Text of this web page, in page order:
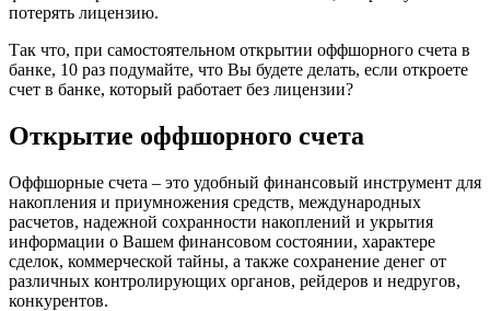
потерять лицензию.
Так что, при самостоятельном открытии оффшорного счета в
банке, 10 раз подумайте, что Вы будете делать, если откроете
счет в банке, который работает без лицензии?
Открытие оффшорного счета
Оффшорные счета – это удобный финансовый инструмент для
накопления и приумножения средств, международных
расчетов, надежной сохранности накоплений и укрытия
информации о Вашем финансовом состоянии, характере
сделок, коммерческой тайны, а также сохранение денег от
различных контролирующих органов, рейдеров и недругов,
конкурентов.